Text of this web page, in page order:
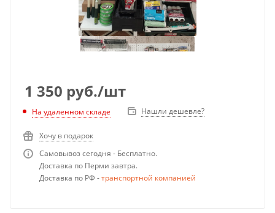
1 350 руб./шт
На удаленном складе Нашли дешевле?
Хочу в подарок
Самовывоз сегодня - Бесплатно.
Доставка по Перми завтра.
Доставка по РФ -транспортной компанией